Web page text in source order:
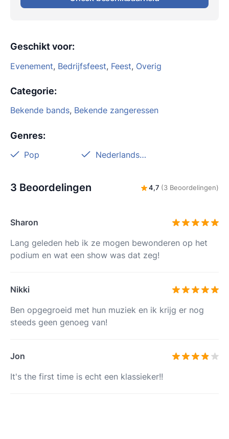
Geschikt voor:
Evenement, Bedrijfsfeest, Feest, Overig
Categorie:
Bekende bands, Bekende zangeressen
Genres:
Pop Nederlandstalig
3 Beoordelingen 4,7 (3 Beoordelingen)
Sharon
Lang geleden heb ik ze mogen bewonderen op het
podium en wat een show was dat zeg!
Nikki
Ben opgegroeid met hun muziek en ik krijg er nog
steeds geen genoeg van!
Jon
It's the first time is echt een klassieker!!